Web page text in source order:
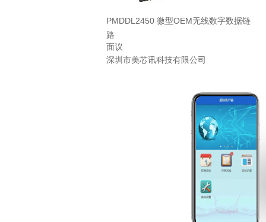
PMDDL2450 微型OEM无线数字数据链
路
面议
深圳市美芯讯科技有限公司